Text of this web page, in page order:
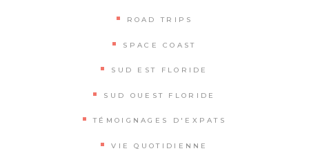
ROAD TRIPS
SPACE COAST
SUD EST FLORIDE
SUD OUEST FLORIDE
TÉMOIGNAGES D'EXPATS
VIE QUOTIDIENNE